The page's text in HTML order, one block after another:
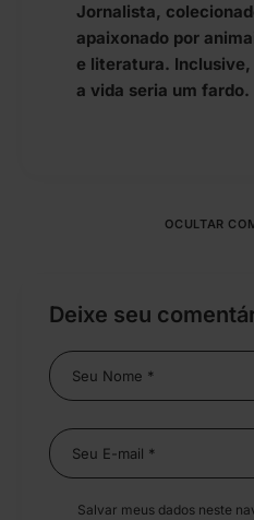
Jornalista,
apaixonado por
e literatura.
a vida seria um fardo.
OCULTAR
Deixe seu
Salvar meus dados neste